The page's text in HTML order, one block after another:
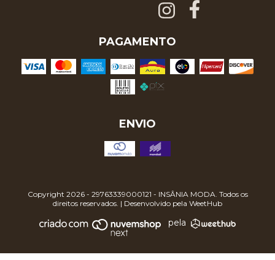
PAGAMENTO
ENVIO
Copyright 2026 - 29763339000121 - INSÂNIA MODA. Todos os
direitos reservados. | Desenvolvido pela WeetHub
pela